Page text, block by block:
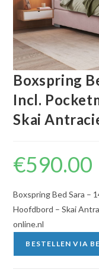
Boxspring
Incl.
Skai
€590.00
Boxspring Bed Sara –
Hoofdbord – Skai
online.nl
BESTELLEN VIA